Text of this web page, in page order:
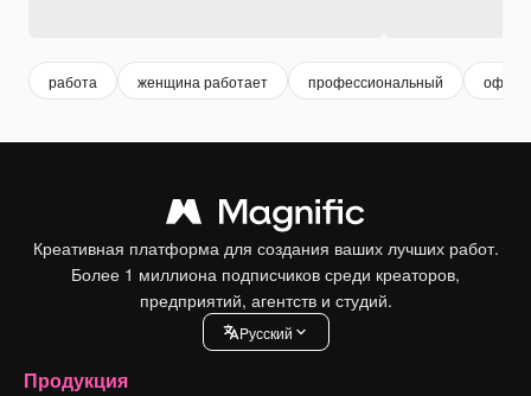
работа женщина работает профессиональный офис
Креативная платформа для создания ваших лучших работ.
Более 1 миллиона подписчиков среди креаторов,
предприятий, агентств и студий.
Pусский
Продукция